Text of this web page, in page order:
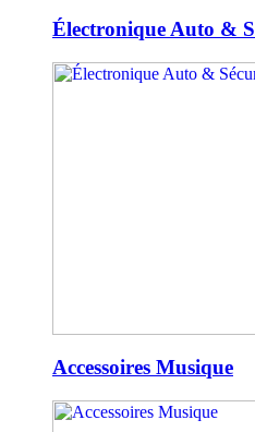
Électronique Auto &
Accessoires Musique